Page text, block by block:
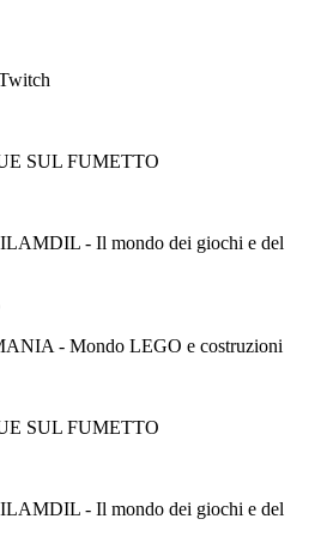
SUL FUMETTO
- Il mondo dei giochi e del
- Mondo LEGO e costruzioni
SUL FUMETTO
- Il mondo dei giochi e del